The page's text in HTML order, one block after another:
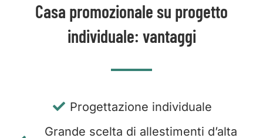
Casa promozionale su progetto
individuale: vantaggi
Progettazione individuale
Grande scelta di allestimenti d’alta